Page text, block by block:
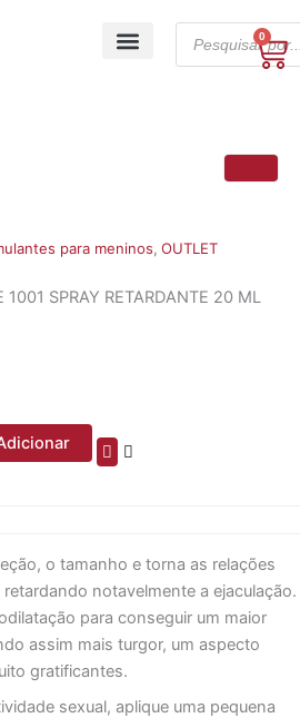
search
0
para meninos, OUTLET
1001 SPRAY RETARDANTE 20 ML
o tamanho e torna as relações
notavelmente a ejaculação.
para conseguir um maior
assim mais turgor, um aspecto
gratificantes.
sexual, aplique uma pequena